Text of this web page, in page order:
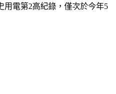
用電第2高紀錄，僅次於今年5